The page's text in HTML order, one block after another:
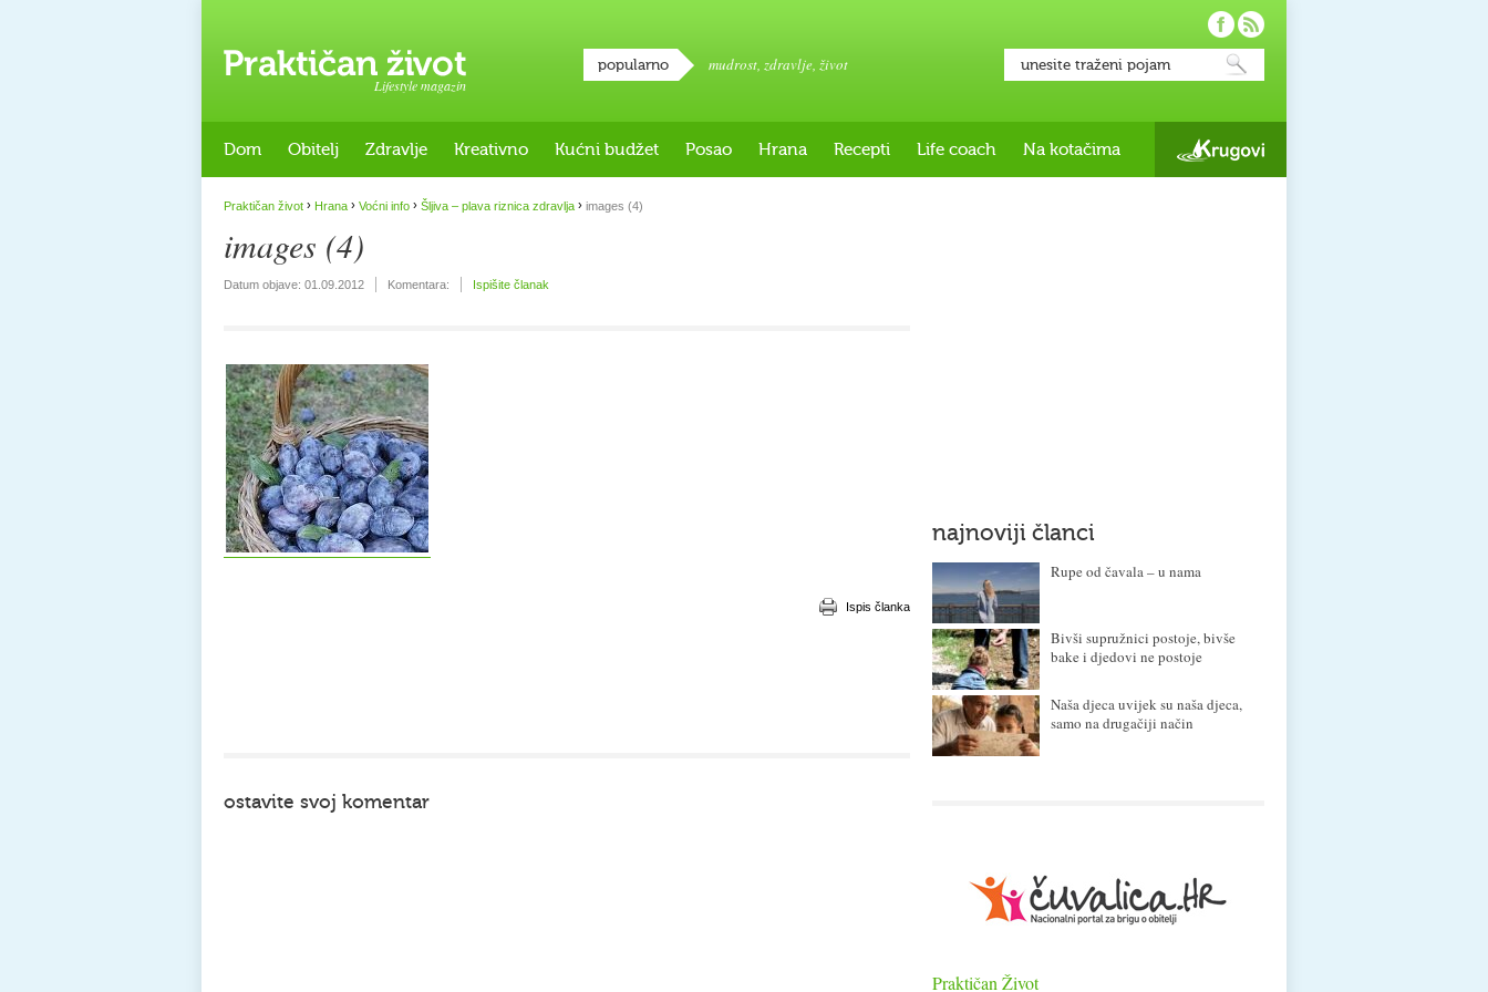
Lifestyle magazin
popularno mudrost, zdravlje, život
Dom Obitelj Zdravlje Kreativno Kućni budžet Posao Hrana Recepti Life coach Na kotačima
Praktičan život › Hrana › Voćni info › Šljiva – plava riznica zdravlja › images (4)
images (4)
Datum objave: 01.09.2012 Komentara: Ispišite članak
Ispis članka
ostavite svoj komentar
najnoviji članci
Rupe od čavala – u nama
Bivši supružnici postoje, bivše
bake i djedovi ne postoje
Naša djeca uvijek su naša djeca,
samo na drugačiji način
Praktičan Život